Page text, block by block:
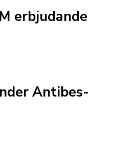
erbjudande
Antibes-